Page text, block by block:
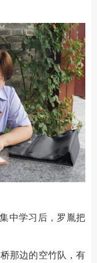
中学习后，罗胤把
那边的空竹队，有